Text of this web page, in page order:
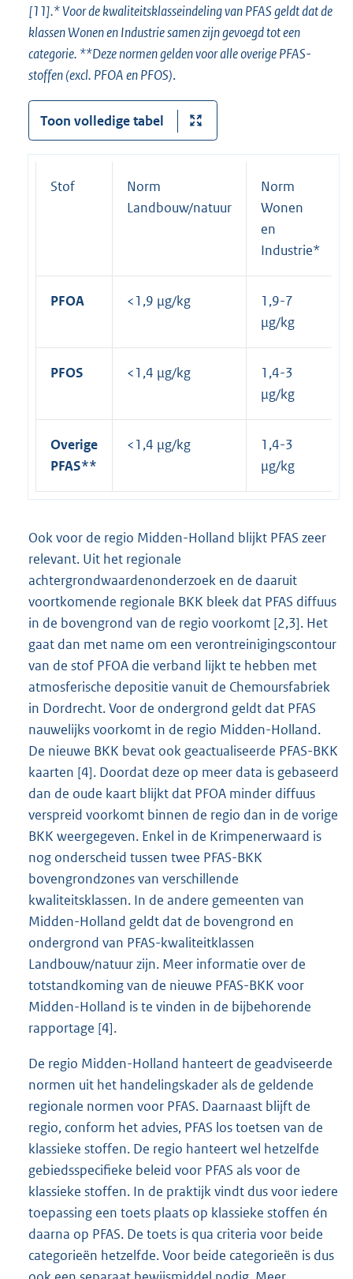
[11].* Voor de kwaliteitsklasseindeling van PFAS geldt dat de
klassen Wonen en Industrie samen zijn gevoegd tot een
categorie. **Deze normen gelden voor alle overige PFAS-
stoffen (excl. PFOA en PFOS).
Toon volledige tabel
Stof
Norm
Landbouw/natuur
Norm
Wonen
en
Industrie*
PFOA <1,9 µg/kg
1,9-7
µg/kg
PFOS <1,4 µg/kg
1,4-3
µg/kg
Overige
PFAS**
<1,4 µg/kg
1,4-3
µg/kg
Ook voor de regio Midden-Holland blijkt PFAS zeer
relevant. Uit het regionale
achtergrondwaardenonderzoek en de daaruit
voortkomende regionale BKK bleek dat PFAS diffuus
in de bovengrond van de regio voorkomt [2,3]. Het
gaat dan met name om een verontreinigingscontour
van de stof PFOA die verband lijkt te hebben met
atmosferische depositie vanuit de Chemoursfabriek
in Dordrecht. Voor de ondergrond geldt dat PFAS
nauwelijks voorkomt in de regio Midden-Holland.
De nieuwe BKK bevat ook geactualiseerde PFAS-BKK
kaarten [4]. Doordat deze op meer data is gebaseerd
dan de oude kaart blijkt dat PFOA minder diffuus
verspreid voorkomt binnen de regio dan in de vorige
BKK weergegeven. Enkel in de Krimpenerwaard is
nog onderscheid tussen twee PFAS-BKK
bovengrondzones van verschillende
kwaliteitsklassen. In de andere gemeenten van
Midden-Holland geldt dat de bovengrond en
ondergrond van PFAS-kwaliteitklassen
Landbouw/natuur zijn. Meer informatie over de
totstandkoming van de nieuwe PFAS-BKK voor
Midden-Holland is te vinden in de bijbehorende
rapportage [4].
De regio Midden-Holland hanteert de geadviseerde
normen uit het handelingskader als de geldende
regionale normen voor PFAS. Daarnaast blijft de
regio, conform het advies, PFAS los toetsen van de
klassieke stoffen. De regio hanteert wel hetzelfde
gebiedsspecifieke beleid voor PFAS als voor de
klassieke stoffen. In de praktijk vindt dus voor iedere
toepassing een toets plaats op klassieke stoffen én
daarna op PFAS. De toets is qua criteria voor beide
categorieën hetzelfde. Voor beide categorieën is dus